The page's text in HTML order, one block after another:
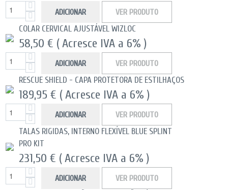
ADICIONAR VER PRODUTO
COLAR CERVICAL AJUSTÁVEL WIZLOC
58,50 € ( Acresce IVA a 6% )
ADICIONAR VER PRODUTO
RESCUE SHIELD - CAPA PROTETORA DE ESTILHAÇOS
189,95 € ( Acresce IVA a 6% )
ADICIONAR VER PRODUTO
TALAS RIGIDAS, INTERNO FLEXÍVEL BLUE SPLINT
PRO KIT
231,50 € ( Acresce IVA a 6% )
ADICIONAR VER PRODUTO